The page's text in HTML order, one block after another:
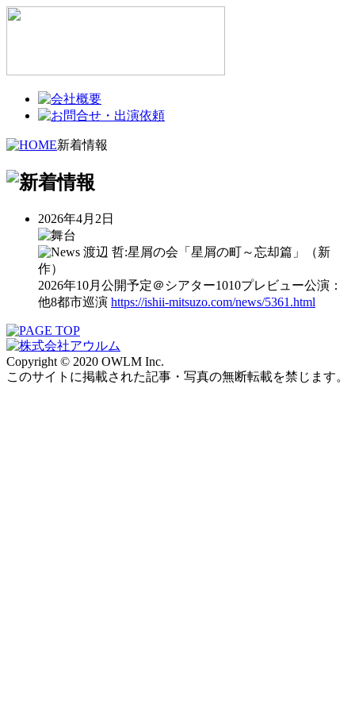
新着情報
2026年4月2日
渡辺 哲:星屑の会「星屑の町～忘却篇」（新
作）
2026年10月公開予定＠シアター1010プレビュー公演：
他8都市巡演 https://ishii-mitsuzo.com/news/5361.html
Copyright © 2020 OWLM Inc.
このサイトに掲載された記事・写真の無断転載を禁じます。